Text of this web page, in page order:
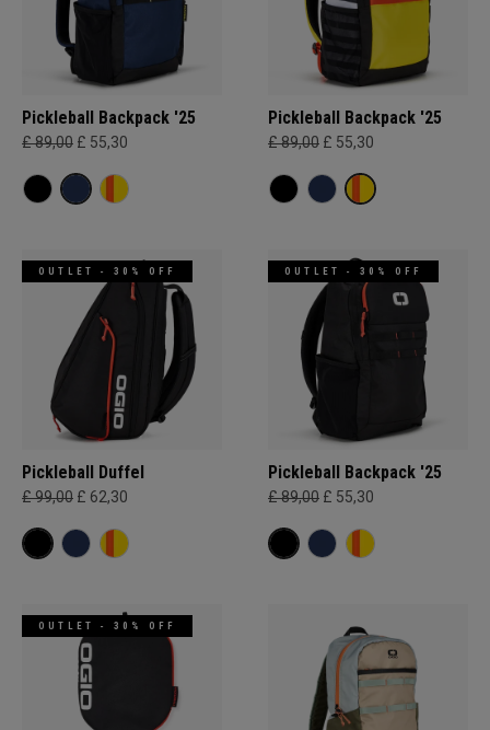
Pickleball Backpack '25
£ 89,00 £ 55,30
Pickleball Backpack '25
£ 89,00 £ 55,30
OUTLET - 30% OFF
Pickleball Duffel
£ 99,00 £ 62,30
OUTLET - 30% OFF
Pickleball Backpack '25
£ 89,00 £ 55,30
OUTLET - 30% OFF